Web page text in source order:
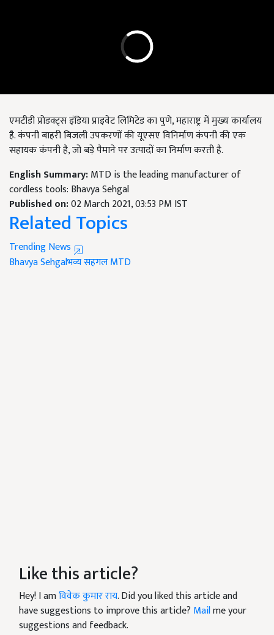
एमटीडी प्रोडक्ट्स इंडिया प्राइवेट लिमिटेड का पुणे, महाराष्ट्र में मुख्य कार्यालय
है. कंपनी बाहरी बिजली उपकरणों की यूएसए विनिर्माण कंपनी की एक
सहायक कंपनी है, जो बड़े पैमाने पर उत्पादों का निर्माण करती है.
English Summary:MTD is the leading manufacturer of
cordless tools: Bhavya Sehgal
Published on:02 March 2021, 03:53 PM IST
Related Topics
Trending News
Bhavya Sehgal​​​​​​​भव्य सहगलMTD
Like this article?
Hey! I amविवेक कुमार राय. Did you liked this article and
have suggestions to improve this article? Mailme your
suggestions and feedback.